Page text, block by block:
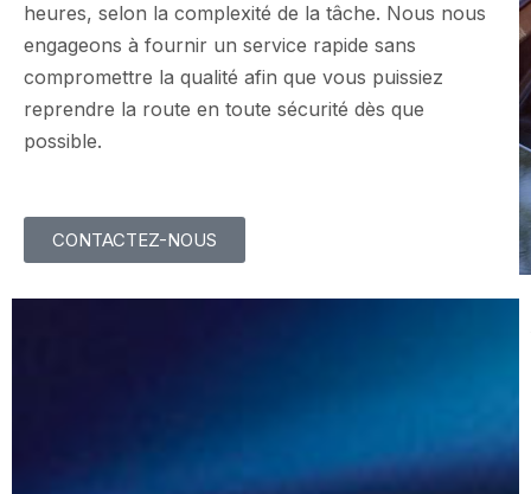
heures, selon la complexité de la tâche. Nous nous
engageons à fournir un service rapide sans
compromettre la qualité afin que vous puissiez
reprendre la route en toute sécurité dès que
possible.
CONTACTEZ-NOUS